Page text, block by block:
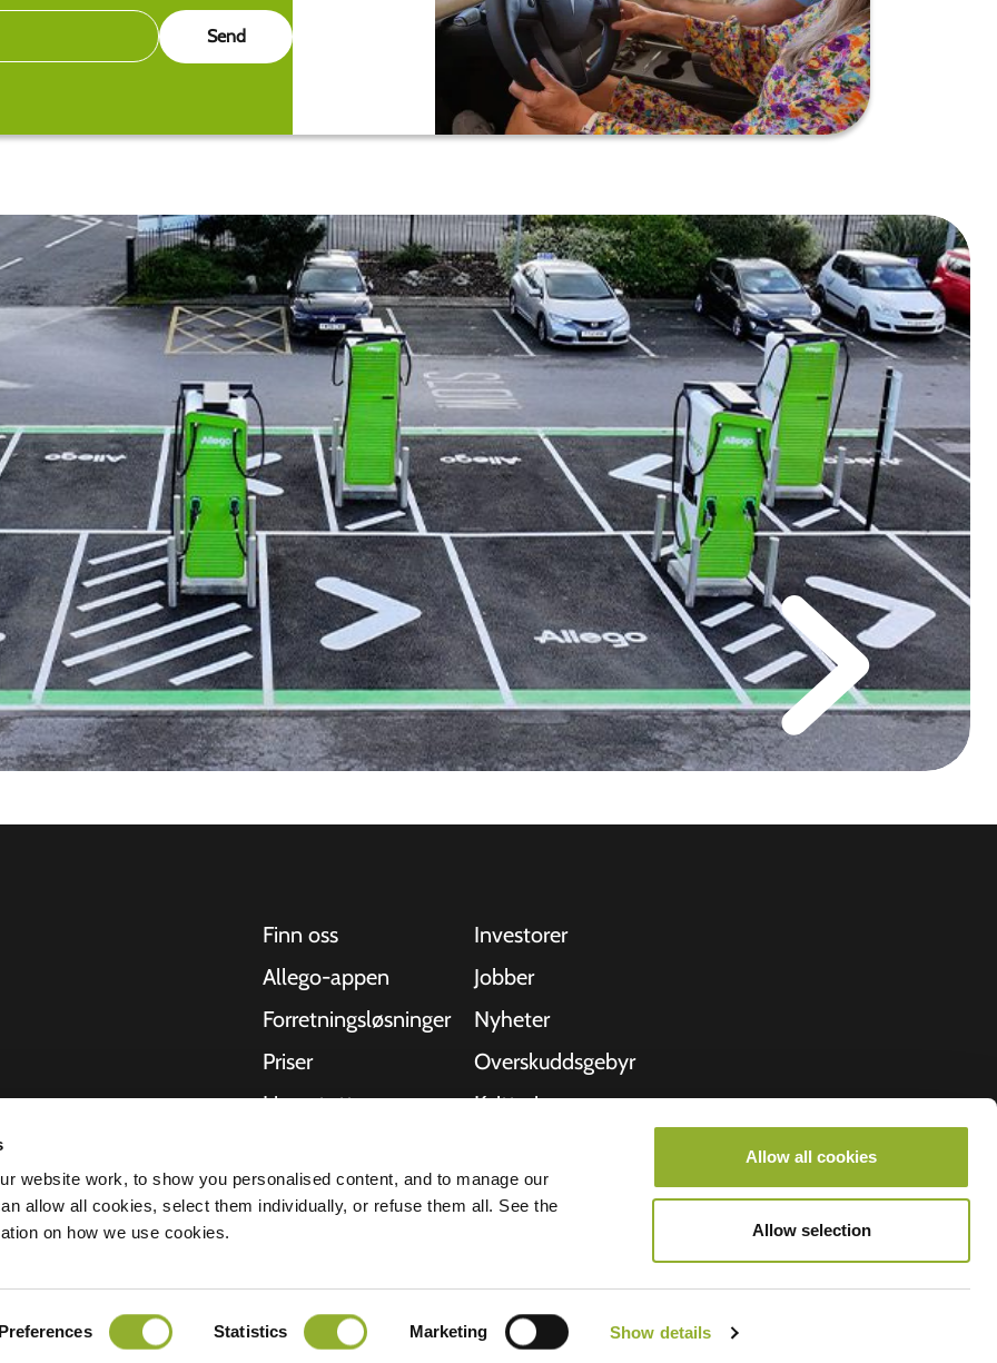
website work, to show you personalised content, and to manage our
allow all cookies, select them individually, or refuse them all. See the
on how we use cookies.
Preferences Statistics Marketing Show details
Allow all cookies
Allow selection
busser og
å levere den
til
Finn oss
Allego-appen
Forretningsløsninger
Priser
Live-støtte
-leverandører
Investorer
Jobber
Nyheter
Overskuddsgebyr
Kvittering
Stroometiket
Alle rettigheter forbeholdt © 2026 - Allego BV
Ansvarsfraskrivelse